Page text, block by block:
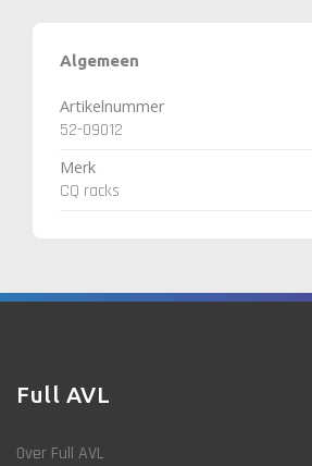
Algemeen
Artikelnummer
52-09012
Merk
CQ racks
Full AVL
Over Full AVL